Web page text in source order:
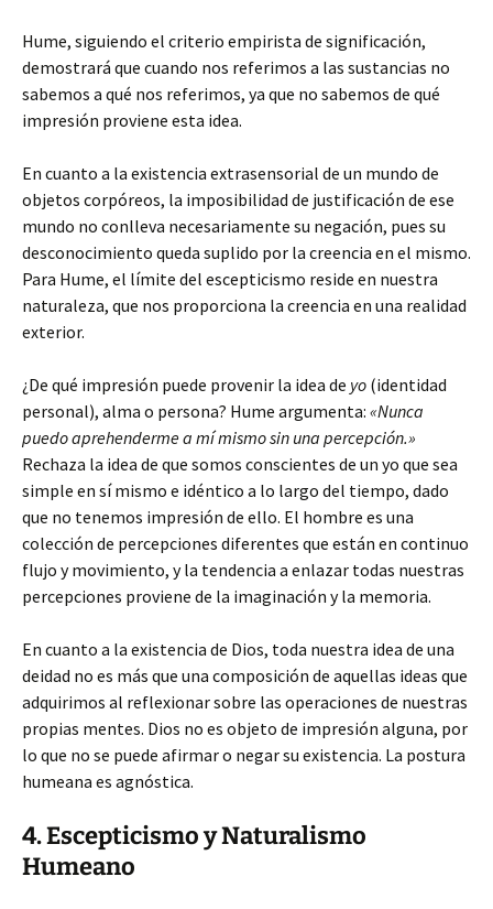
Hume, siguiendo el criterio empirista de significación,
demostrará que cuando nos referimos a las sustancias no
sabemos a qué nos referimos, ya que no sabemos de qué
impresión proviene esta idea.
En cuanto a la existencia extrasensorial de un mundo de
objetos corpóreos, la imposibilidad de justificación de ese
mundo no conlleva necesariamente su negación, pues su
desconocimiento queda suplido por la creencia en el mismo.
Para Hume, el límite del escepticismo reside en nuestra
naturaleza, que nos proporciona la creencia en una realidad
exterior.
¿De qué impresión puede provenir la idea de yo (identidad
personal), alma o persona? Hume argumenta: «Nunca
puedo aprehenderme a mí mismo sin una percepción.»
Rechaza la idea de que somos conscientes de un yo que sea
simple en sí mismo e idéntico a lo largo del tiempo, dado
que no tenemos impresión de ello. El hombre es una
colección de percepciones diferentes que están en continuo
flujo y movimiento, y la tendencia a enlazar todas nuestras
percepciones proviene de la imaginación y la memoria.
En cuanto a la existencia de Dios, toda nuestra idea de una
deidad no es más que una composición de aquellas ideas que
adquirimos al reflexionar sobre las operaciones de nuestras
propias mentes. Dios no es objeto de impresión alguna, por
lo que no se puede afirmar o negar su existencia. La postura
humeana es agnóstica.
4. Escepticismo y Naturalismo
Humeano